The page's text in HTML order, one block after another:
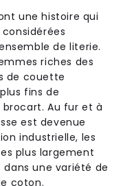
une histoire qui
de literie.
riches des
de couette
fins de
Au fur et à
est devenue
industrielle, les
plus largement
une variété de
coton.